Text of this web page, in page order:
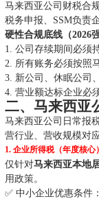
马来西亚公司财税合
税务申报、SSM负责
硬性合规底线（2026
1. 公司存续期间必须
2. 所有账务必须按照
3. 新公司、休眠公司
4. 营业额达标企业必
二、马来西亚
马来西亚公司日常报
营行业、营收规模对
1. 企业所得税（年度核心）
仅针对马来西亚本地
用政策。
✅ 中小企业优惠条件